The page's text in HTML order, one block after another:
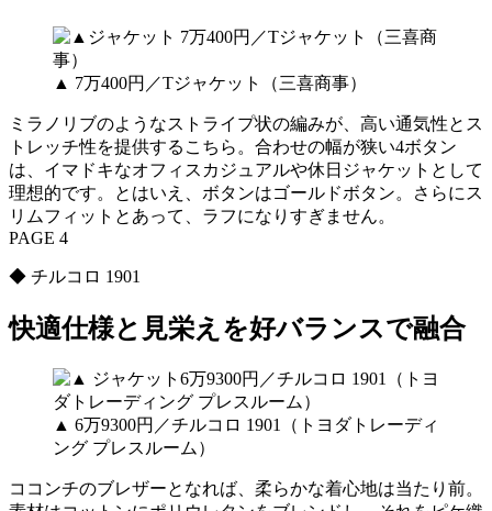
▲ 7万400円／Tジャケット（三喜商事）
ミラノリブのようなストライプ状の編みが、高い通気性とス
トレッチ性を提供するこちら。合わせの幅が狭い4ボタン
は、イマドキなオフィスカジュアルや休日ジャケットとして
理想的です。とはいえ、ボタンはゴールドボタン。さらにス
リムフィットとあって、ラフになりすぎません。
PAGE 4
◆ チルコロ 1901
快適仕様と見栄えを好バランスで融合
▲ 6万9300円／チルコロ 1901（トヨダトレーディ
ング プレスルーム）
ココンチのブレザーとなれば、柔らかな着心地は当たり前。